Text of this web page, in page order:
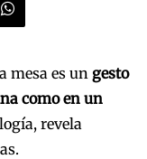
mesa es un gesto
como en un
revela